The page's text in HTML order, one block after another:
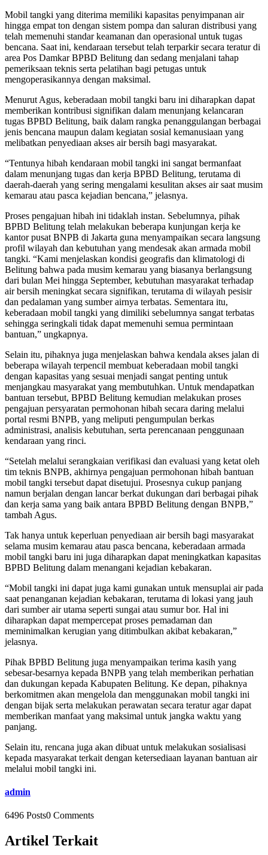
Mobil tangki yang diterima memiliki kapasitas penyimpanan air
hingga empat ton dengan sistem pompa dan saluran distribusi yang
telah memenuhi standar keamanan dan operasional untuk tugas
bencana. Saat ini, kendaraan tersebut telah terparkir secara teratur di
area Pos Damkar BPBD Belitung dan sedang menjalani tahap
pemeriksaan teknis serta pelatihan bagi petugas untuk
mengoperasikannya dengan maksimal.
Menurut Agus, keberadaan mobil tangki baru ini diharapkan dapat
memberikan kontribusi signifikan dalam menunjang kelancaran
tugas BPBD Belitung, baik dalam rangka penanggulangan berbagai
jenis bencana maupun dalam kegiatan sosial kemanusiaan yang
melibatkan penyediaan akses air bersih bagi masyarakat.
“Tentunya hibah kendaraan mobil tangki ini sangat bermanfaat
dalam menunjang tugas dan kerja BPBD Belitung, terutama di
daerah-daerah yang sering mengalami kesulitan akses air saat musim
kemarau atau pasca kejadian bencana,” jelasnya.
Proses pengajuan hibah ini tidaklah instan. Sebelumnya, pihak
BPBD Belitung telah melakukan beberapa kunjungan kerja ke
kantor pusat BNPB di Jakarta guna menyampaikan secara langsung
profil wilayah dan kebutuhan yang mendesak akan armada mobil
tangki. “Kami menjelaskan kondisi geografis dan klimatologi di
Belitung bahwa pada musim kemarau yang biasanya berlangsung
dari bulan Mei hingga September, kebutuhan masyarakat terhadap
air bersih meningkat secara signifikan, terutama di wilayah pesisir
dan pedalaman yang sumber airnya terbatas. Sementara itu,
keberadaan mobil tangki yang dimiliki sebelumnya sangat terbatas
sehingga seringkali tidak dapat memenuhi semua permintaan
bantuan,” ungkapnya.
Selain itu, pihaknya juga menjelaskan bahwa kendala akses jalan di
beberapa wilayah terpencil membuat keberadaan mobil tangki
dengan kapasitas yang sesuai menjadi sangat penting untuk
menjangkau masyarakat yang membutuhkan. Untuk mendapatkan
bantuan tersebut, BPBD Belitung kemudian melakukan proses
pengajuan persyaratan permohonan hibah secara daring melalui
portal resmi BNPB, yang meliputi pengumpulan berkas
administrasi, analisis kebutuhan, serta perencanaan penggunaan
kendaraan yang rinci.
“Setelah melalui serangkaian verifikasi dan evaluasi yang ketat oleh
tim teknis BNPB, akhirnya pengajuan permohonan hibah bantuan
mobil tangki tersebut dapat disetujui. Prosesnya cukup panjang
namun berjalan dengan lancar berkat dukungan dari berbagai pihak
dan kerja sama yang baik antara BPBD Belitung dengan BNPB,”
tambah Agus.
Tak hanya untuk keperluan penyediaan air bersih bagi masyarakat
selama musim kemarau atau pasca bencana, keberadaan armada
mobil tangki baru ini juga diharapkan dapat meningkatkan kapasitas
BPBD Belitung dalam menangani kejadian kebakaran.
“Mobil tangki ini dapat juga kami gunakan untuk mensuplai air pada
saat penanganan kejadian kebakaran, terutama di lokasi yang jauh
dari sumber air utama seperti sungai atau sumur bor. Hal ini
diharapkan dapat mempercepat proses pemadaman dan
meminimalkan kerugian yang ditimbulkan akibat kebakaran,”
jelasnya.
Pihak BPBD Belitung juga menyampaikan terima kasih yang
sebesar-besarnya kepada BNPB yang telah memberikan perhatian
dan dukungan kepada Kabupaten Belitung. Ke depan, pihaknya
berkomitmen akan mengelola dan menggunakan mobil tangki ini
dengan bijak serta melakukan perawatan secara teratur agar dapat
memberikan manfaat yang maksimal untuk jangka waktu yang
panjang.
Selain itu, rencana juga akan dibuat untuk melakukan sosialisasi
kepada masyarakat terkait dengan ketersediaan layanan bantuan air
melalui mobil tangki ini.
admin
6496 Posts0 Comments
Artikel Terkait